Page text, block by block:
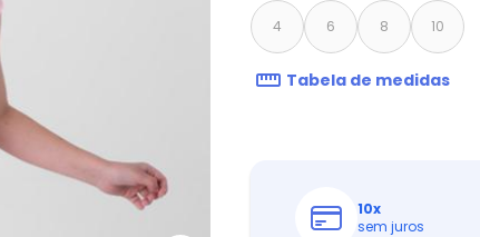
4 6 8 10
Tabela de medidas
10x
sem juros